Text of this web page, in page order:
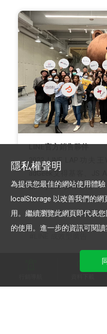
2022 LINE LAP功夫
adGeek艾得基客、JS
第一手LAP操作心法
隱私權聲明
為提供您最佳的網站使用體
localStorage 以改善我們的
用。繼續瀏覽此網頁即代表
的使用。進一步的資訊可閱